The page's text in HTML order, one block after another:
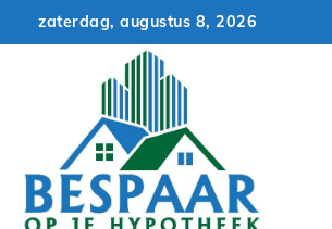
zaterdag, augustus 8, 2026